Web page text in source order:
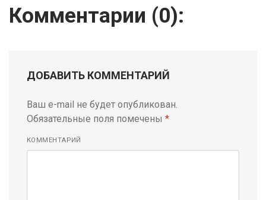
Комментарии (0):
ДОБАВИТЬ КОММЕНТАРИЙ
Ваш e-mail не будет опубликован.
Обязательные поля помечены *
КОММЕНТАРИЙ